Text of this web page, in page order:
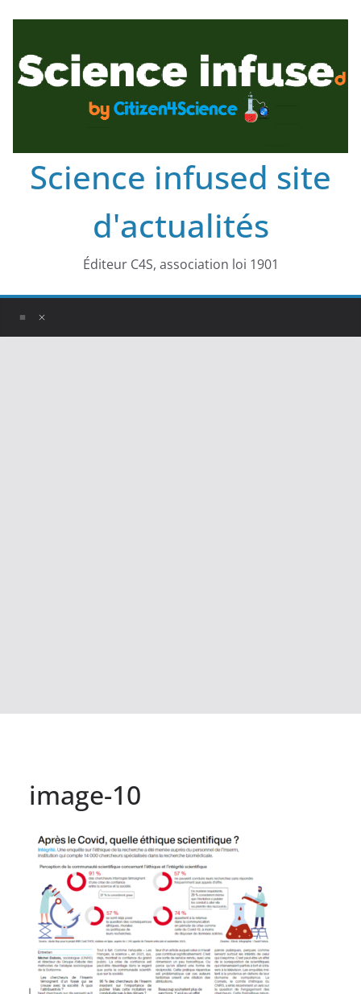
Science infused site
d'actualités
Éditeur C4S, association loi 1901
image-10